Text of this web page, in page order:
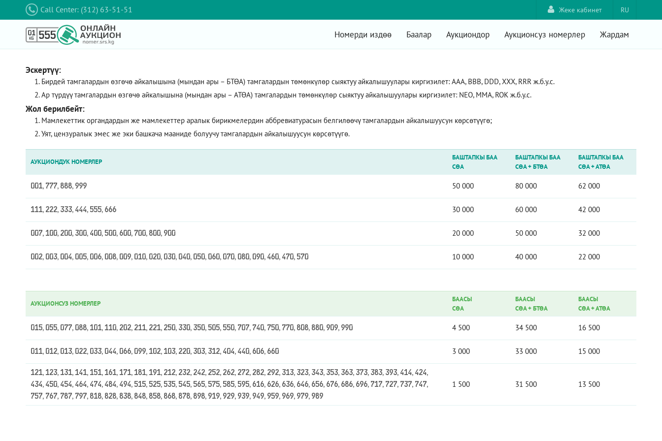
Call Center: (312) 63-51-51 RU
Жеке кабинет
Номерди издөө Баалар Аукциондор Аукционсуз номерлер Жардам
Эскертүү:
Бирдей тамгалардын өзгөчө айкалышына (мындан ары – БТӨА) тамгалардын төмөнкүлөр сыяктуу айкалышуулары киргизилет: AAA, ВВВ, DDD, XXX, RRR ж.б.у.с.
Ар түрдүү тамгалардын өзгөчө айкалышына (мындан ары – АТӨА) тамгалардын төмөнкүлөр сыяктуу айкалышуулары киргизилет: NEO, ММА, ROK ж.б.у.с.
Жол берилбейт:
Мамлекеттик органдардын же мамлекеттер аралык бирикмелердин аббревиатурасын белгилөөчү тамгалардын айкалышуусун көрсөтүүгө;
Уят, цензуралык эмес же эки башкача мааниде болуучу тамгалардын айкалышуусун көрсөтүүгө.
АУКЦИОНДУК НОМЕРЛЕР
БАШТАПКЫ БАА
СӨА
БАШТАПКЫ БАА
СӨА+БТӨА
БАШТАПКЫ БАА
СӨА+АТӨА
001, 777, 888, 999 50 000 80 000 62 000
111, 222, 333, 444, 555, 666 30 000 60 000 42 000
007, 100, 200, 300, 400, 500, 600, 700, 800, 900 20 000 50 000 32 000
002, 003, 004, 005, 006, 008, 009, 010, 020, 030, 040, 050, 060, 070, 080, 090, 460, 470, 570 10 000 40 000 22 000
АУКЦИОНСУЗ НОМЕРЛЕР
БААСЫ
СӨА
БААСЫ
СӨА+БТӨА
БААСЫ
СӨА+АТӨА
015, 055, 077, 088, 101, 110, 202, 211, 221, 250, 330, 350, 505, 550, 707, 740, 750, 770, 808, 880, 909, 990 4 500 34 500 16 500
011, 012, 013, 022, 033, 044, 066, 099, 102, 103, 220, 303, 312, 404, 440, 606, 660 3 000 33 000 15 000
121, 123, 131, 141, 151, 161, 171, 181, 191, 212, 232, 242, 252, 262, 272, 282, 292, 313, 323, 343, 353, 363, 373, 383, 393, 414, 424,
434, 450, 454, 464, 474, 484, 494, 515, 525, 535, 545, 565, 575, 585, 595, 616, 626, 636, 646, 656, 676, 686, 696, 717, 727, 737, 747,
757, 767, 787, 797, 818, 828, 838, 848, 858, 868, 878, 898, 919, 929, 939, 949, 959, 969, 979, 989
1 500 31 500 13 500